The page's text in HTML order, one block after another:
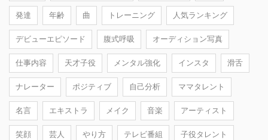
発達 年齢 曲 トレーニング 人気ランキング
デビューエピソード 腹式呼吸 オーディション写真
仕事内容 天才子役 メンタル強化 インスタ 滑舌
ナレーター ポジティブ 自己分析 ママタレント
名言 エキストラ メイク 音楽 アーティスト
笑顔 芸人 やり方 テレビ番組 子役タレント